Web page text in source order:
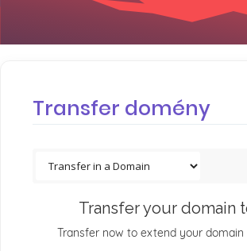
Transfer domény
Transfer your domain
Transfer now to extend your domain